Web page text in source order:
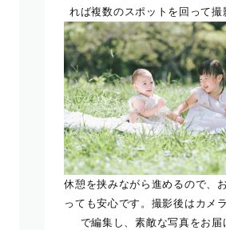
れば複数のスポットを回って撮
休憩を挟みながら進めるので、
っても安心です。撮影後はカメ
で編集し、素敵な写真をお届